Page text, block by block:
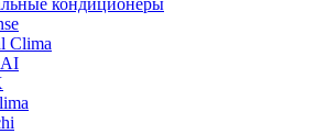
кондиционеры
Clima